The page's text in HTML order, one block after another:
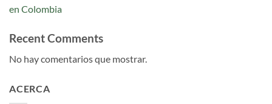
en Colombia
Recent Comments
No hay comentarios que mostrar.
ACERCA